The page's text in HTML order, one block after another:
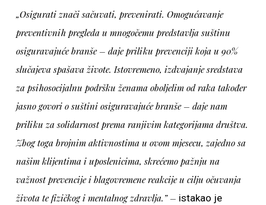
„Osigurati znači sačuvati, prevenirati. Omogućavanje
preventivnih pregleda u mnogočemu predstavlja suštinu
osiguravajuće branše – daje priliku prevenciji koja u 90%
slučajeva spašava živote. Istovremeno, izdvajanje sredstava
za psihosocijalnu podršku ženama oboljelim od raka također
jasno govori o suštini osiguravajuće branše – daje nam
priliku za solidarnost prema ranjivim kategorijama društva.
Zbog toga brojnim aktivnostima u ovom mjesecu, zajedno sa
našim klijentima i uposlenicima, skrećemo pažnju na
važnost prevencije i blagovremene reakcije u cilju očuvanja
života te fizičkog i mentalnog zdravlja.” – istakao je